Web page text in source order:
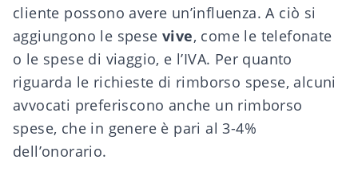
cliente possono avere un’influenza. A ciò si
aggiungono le spese vive, come le telefonate
o le spese di viaggio, e l’IVA. Per quanto
riguarda le richieste di rimborso spese, alcuni
avvocati preferiscono anche un rimborso
spese, che in genere è pari al 3-4%
dell’onorario.